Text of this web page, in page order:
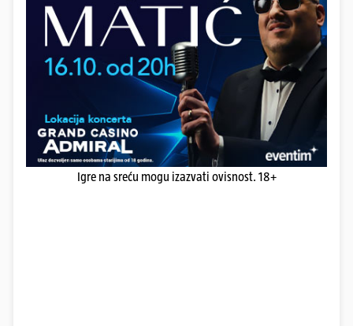
Igre na sreću mogu izazvati ovisnost. 18+